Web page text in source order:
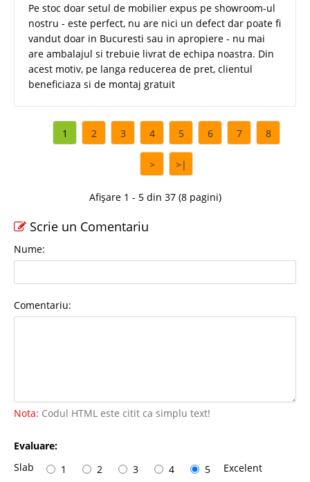
Pe stoc doar setul de mobilier expus pe showroom-ul
nostru - este perfect, nu are nici un defect dar poate fi
vandut doar in Bucuresti sau in apropiere - nu mai
are ambalajul si trebuie livrat de echipa noastra. Din
acest motiv, pe langa reducerea de pret, clientul
beneficiaza si de montaj gratuit
1 2 3 4 5 6 7 8
> >|
Afișare 1 - 5 din 37 (8 pagini)
Scrie un Comentariu
Nume:
Comentariu:
Nota: Codul HTML este citit ca simplu text!
Evaluare:
Slab
1 2 3 4 5 Excelent